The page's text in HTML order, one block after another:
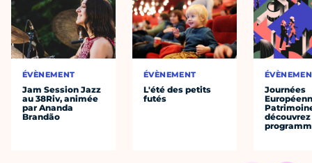
ÉVÈNEMENT
Jam Session Jazz
au 38Riv, animée
par Ananda
Brandão
ÉVÈNEMENT
L'été des petits
futés
Journées